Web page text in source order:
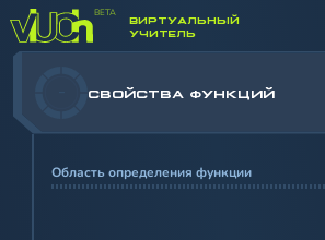
ВИРТУАЛЬНЫЙ
УЧИТЕЛЬ
СВОЙСТВА ФУНКЦИЙ
Область определения функции